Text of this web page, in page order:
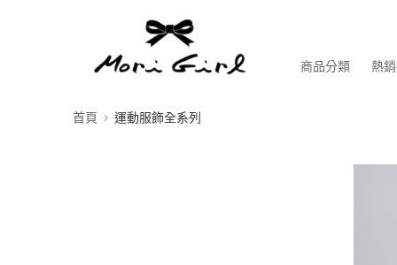
商品分類 熱
首頁 運動服飾全系列